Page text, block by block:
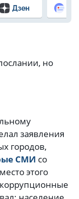
Дзен
но
заявления
городов,
СМИ со
этого